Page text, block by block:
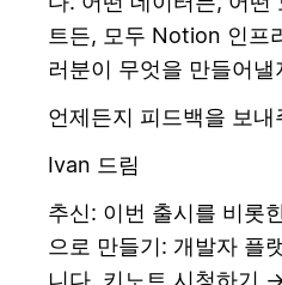
트든, 모두 Notion 인프
러분이 무엇을 만들어
언제든지 피드백을 보내
Ivan 드림
추신: 이번 출시를 비롯
으로 만들기: 개발자 플
니다. 키노트 시청하기